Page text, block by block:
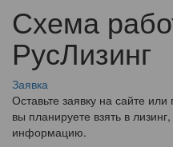
Схема
РусЛизинг
Заявка
Оставьте заявку на сайте
вы планируете взять в
информацию.